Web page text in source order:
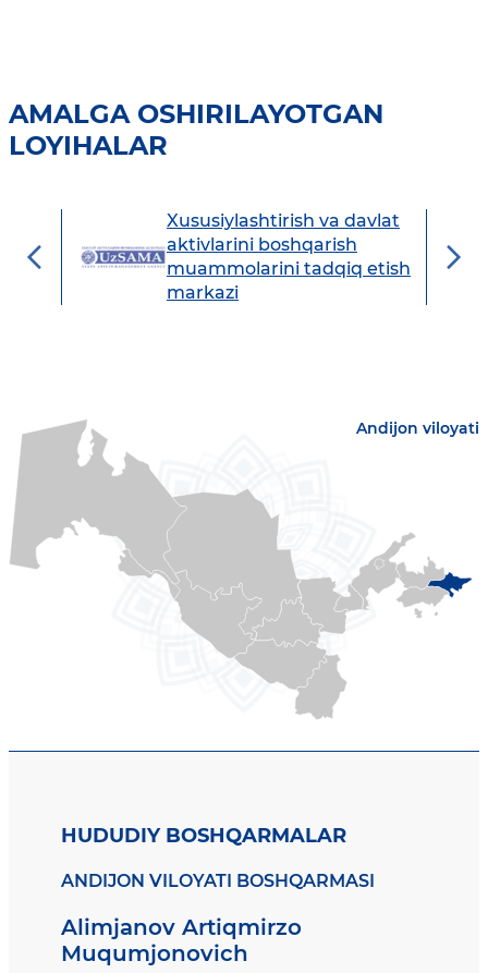
AMALGA OSHIRILAYOTGAN
LOYIHALAR
Xususiylashtirish va davlat
aktivlarini boshqarish
muammolarini tadqiq etish
markazi
Andijon viloyati
HUDUDIY BOSHQARMALAR
ANDIJON VILOYATI BOSHQARMASI
Alimjanov Artiqmirzo
Muqumjonovich